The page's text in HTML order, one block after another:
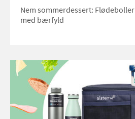
Nem sommerdessert: Flødeboller
med bærfyld